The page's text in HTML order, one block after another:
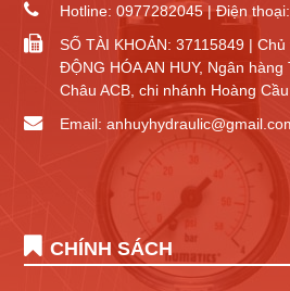
Hotline: 0977282045 | Điện
SỐ TÀI KHOẢN: 37115849 |
ĐỘNG HÓA AN HUY, Ngân
Châu ACB, chi nhánh Hoàng Cầu
Email:
CHÍNH SÁCH